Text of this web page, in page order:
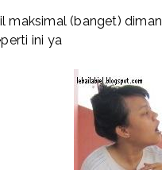
maksimal (banget)
ini ya